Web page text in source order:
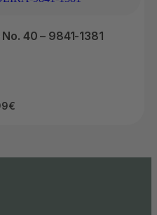
No. 40 – 9841-1381
€